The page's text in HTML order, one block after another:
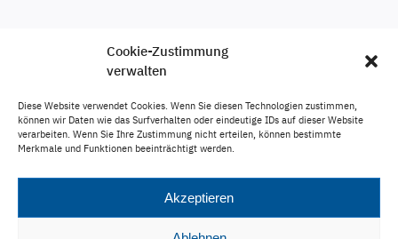
Cookie-Zustimmung
verwalten
Diese Website verwendet Cookies. Wenn Sie diesen Technologien zustimmen,
können wir Daten wie das Surfverhalten oder eindeutige IDs auf dieser Website
verarbeiten. Wenn Sie Ihre Zustimmung nicht erteilen, können bestimmte
Merkmale und Funktionen beeinträchtigt werden.
Akzeptieren
Engagement
Veröffentlichungen
Impressum
Datenschutz